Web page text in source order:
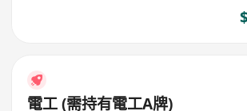
電工 (需持有電工A牌)